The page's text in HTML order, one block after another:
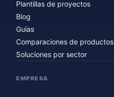
Plantillas de proyectos
Blog
Guías
Comparaciones de productos
Soluciones por sector
EMPRESA